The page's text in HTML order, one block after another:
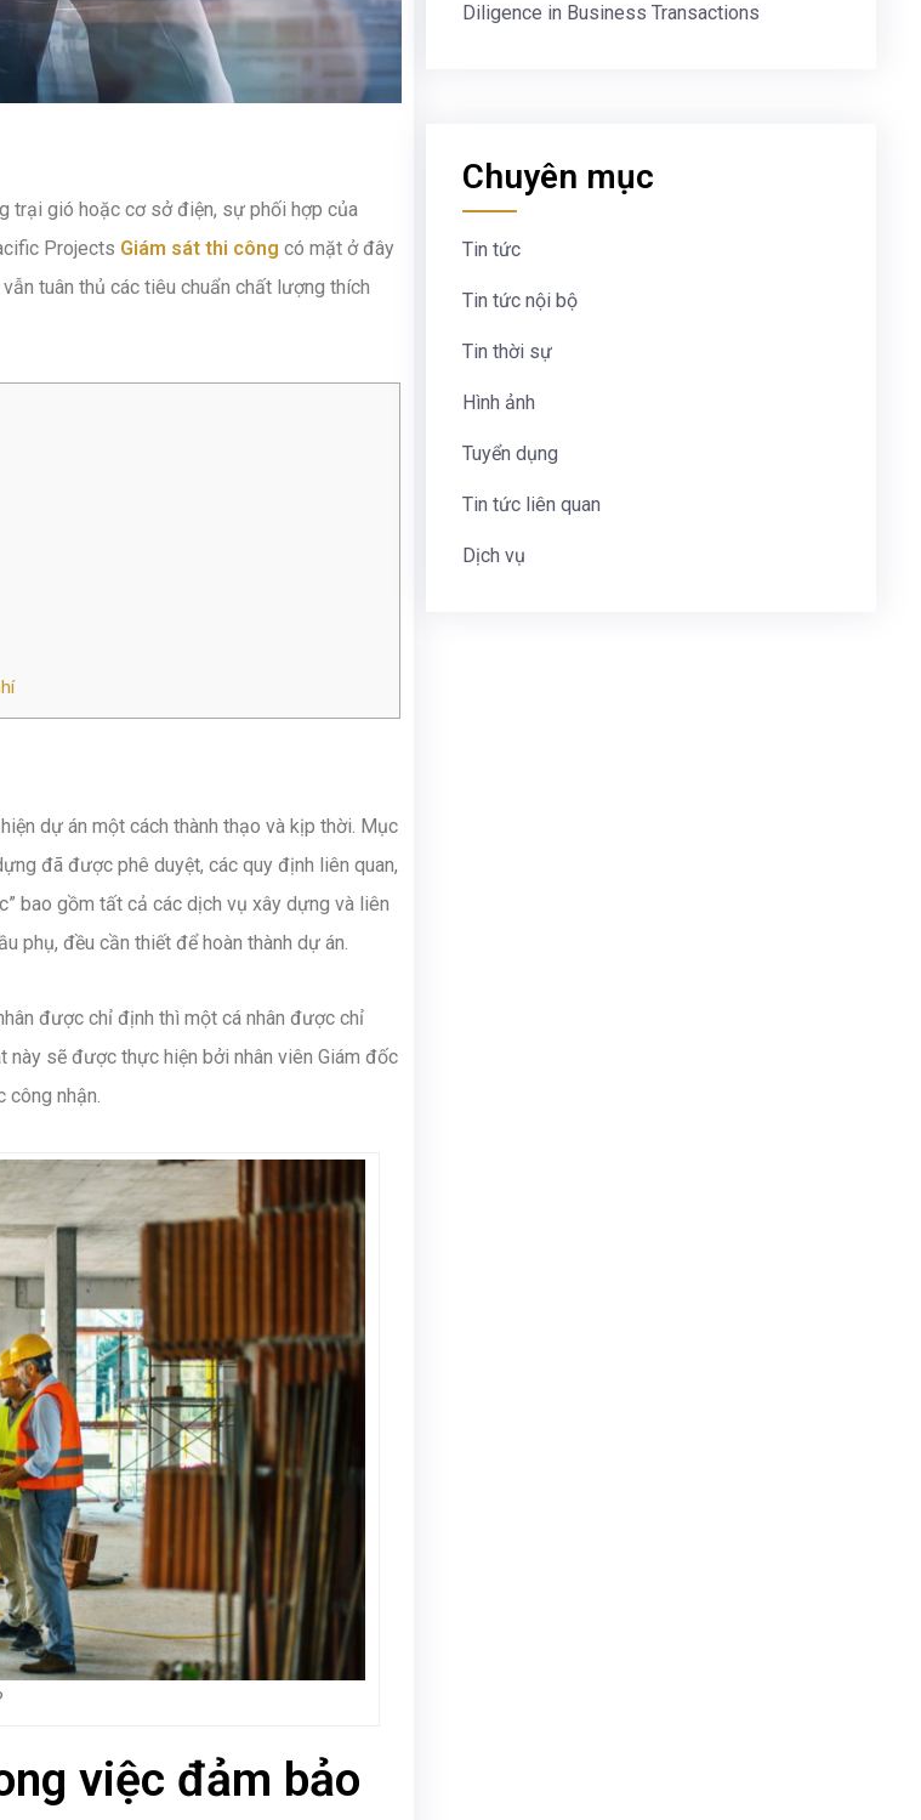
trại gió hoặc cơ sở điện, sự phối hợp của
Projects Giám sát thi công có mặt ở đây
tuân thủ các tiêu chuẩn chất lượng thích
dự án một cách thành thạo và kịp thời. Mục
đã được phê duyệt, các quy định liên quan,
bao gồm tất cả các dịch vụ xây dựng và liên
phụ, đều cần thiết để hoàn thành dự án.
được chỉ định thì một cá nhân được chỉ
này sẽ được thực hiện bởi nhân viên Giám đốc
công nhận.
việc đảm bảo
Diligence in Business Transactions
Chuyên mục
Tin tức
Tin tức nội bộ
Tin thời sự
Hình ảnh
Tuyển dụng
Tin tức liên quan
Dịch vụ